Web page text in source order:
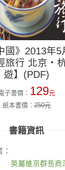
國》2013年
旅行 北京‧
遊】(PDF)
子書價： 129元
紙本書價：250元
書籍資訊
：
英屬維京群島商